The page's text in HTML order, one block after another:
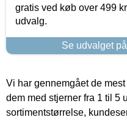
gratis ved køb over 499
udvalg.
Se udvalget
Vi har gennemgået de
dem med stjerner fra 1 til 5
sortimentstørrelse,